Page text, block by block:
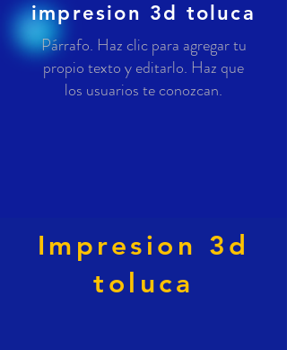
impresion 3d toluca
Párrafo. Haz clic para agregar tu
propio texto y editarlo. Haz que
los usuarios te conozcan.
Impresion 3d
toluca